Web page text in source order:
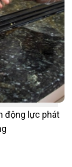
động lực phát